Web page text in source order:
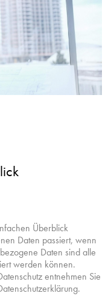
Überblick
Daten passiert, wenn
Daten sind alle
werden können.
entnehmen Sie